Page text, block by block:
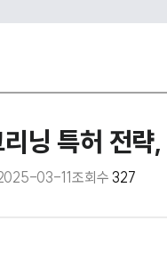
닝 특허 전략
03-11조회수 327